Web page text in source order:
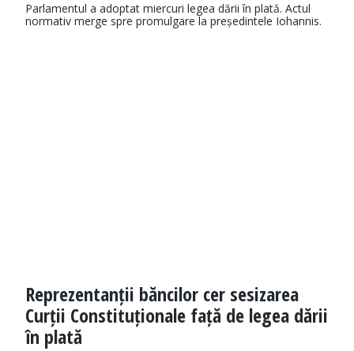
Parlamentul a adoptat miercuri legea dării în plată. Actul
normativ merge spre promulgare la președintele Iohannis.
Reprezentanții băncilor cer sesizarea
Curții Constituționale față de legea dării
în plată